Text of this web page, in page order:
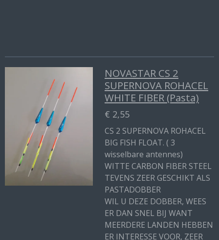
NOVASTAR CS 2
SUPERNOVA ROHACEL
WHITE FIBER (Pasta)
€ 2,55
CS 2 SUPERNOVA ROHACEL
BIG FISH FLOAT. ( 3
wisselbare antennes)
WITTE CARBON FIBER STEEL
TEVENS ZEER GESCHIKT ALS
PASTADOBBER
WIL U DEZE DOBBER, WEES
ER DAN SNEL BIJ WANT
MEERDERE LANDEN HEBBEN
ER INTERESSE VOOR, ZEER